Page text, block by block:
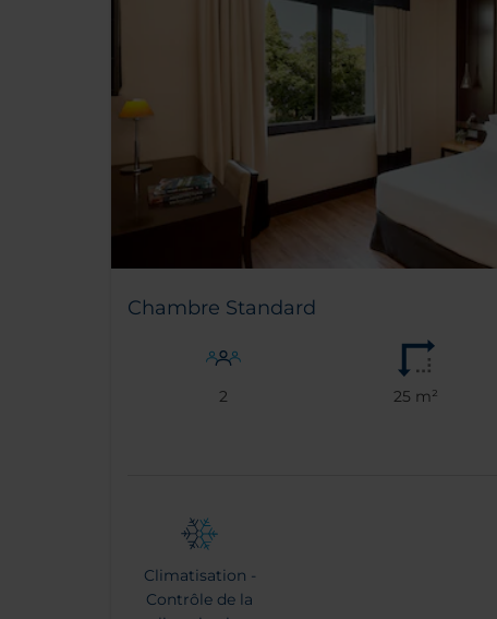
Chambre Standard
2 25 m²
Climatisation -
Contrôle de la